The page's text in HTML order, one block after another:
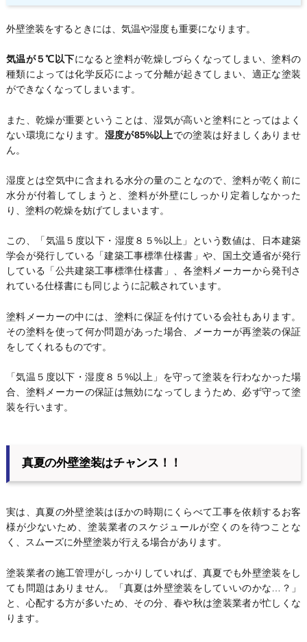
外壁塗装をするときには、気温や湿度も重要になります。
気温が５℃以下になると塗料が乾燥しづらくなってしまい、塗料の
種類によっては化学反応によって分離が起きてしまい、適正な塗装
ができなくなってしまいます。
また、乾燥が重要ということは、湿気が高いと塗料にとってはよく
ない環境になります。 湿度が85%以上での塗装は好ましくありませ
ん。
湿度とは空気中に含まれる水分の量のことなので、塗料が乾く前に
水分が付着してしまうと、塗料が外壁にしっかり定着しなかった
り、塗料の乾燥を妨げてしまいます。
この、「気温５度以下・湿度８５%以上」という数値は、日本建築
学会が発行している「建築工事標準仕様書」や、国土交通省が発行
している「公共建築工事標準仕様書」、各塗料メーカーから発刊さ
れている仕様書にも同じように記載されています。
塗料メーカーの中には、塗料に保証を付けている会社もあります。
その塗料を使って何か問題があった場合、メーカーが再塗装の保証
をしてくれるものです。
「気温５度以下・湿度８５%以上」を守って塗装を行わなかった場
合、塗料メーカーの保証は無効になってしまうため、必ず守って塗
装を行います。
真夏の外壁塗装はチャンス！！
実は、真夏の外壁塗装はほかの時期にくらべて工事を依頼するお客
様が少ないため、塗装業者のスケジュールが空くのを待つことな
く、スムーズに外壁塗装が行える場合があります。
塗装業者の施工管理がしっかりしていれば、真夏でも外壁塗装をし
ても問題はありません。「真夏は外壁塗装をしていいのかな…？」
と、心配する方が多いため、その分、春や秋は塗装業者が忙しくな
ります。